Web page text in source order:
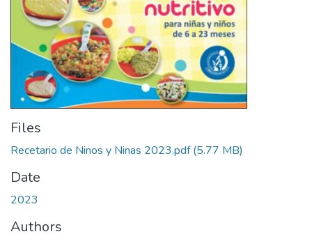
Files
Recetario de Ninos y Ninas 2023.pdf(5.77 MB)
Date
2023
Authors